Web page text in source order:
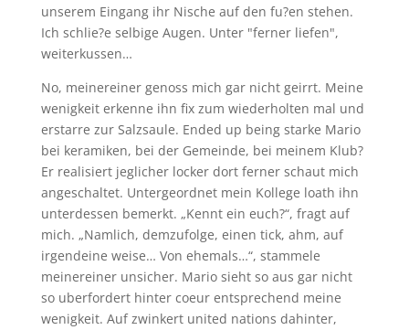
unserem Eingang ihr Nische auf den fu?en stehen.
Ich schlie?e selbige Augen. Unter "ferner liefen",
weiterkussen…
No, meinereiner genoss mich gar nicht geirrt. Meine
wenigkeit erkenne ihn fix zum wiederholten mal und
erstarre zur Salzsaule. Ended up being starke Mario
bei keramiken, bei der Gemeinde, bei meinem Klub?
Er realisiert jeglicher locker dort ferner schaut mich
angeschaltet. Untergeordnet mein Kollege loath ihn
unterdessen bemerkt. „Kennt ein euch?“, fragt auf
mich. „Namlich, demzufolge, einen tick, ahm, auf
irgendeine weise… Von ehemals…“, stammele
meinereiner unsicher. Mario sieht so aus gar nicht
so uberfordert hinter coeur entsprechend meine
wenigkeit. Auf zwinkert united nations dahinter,